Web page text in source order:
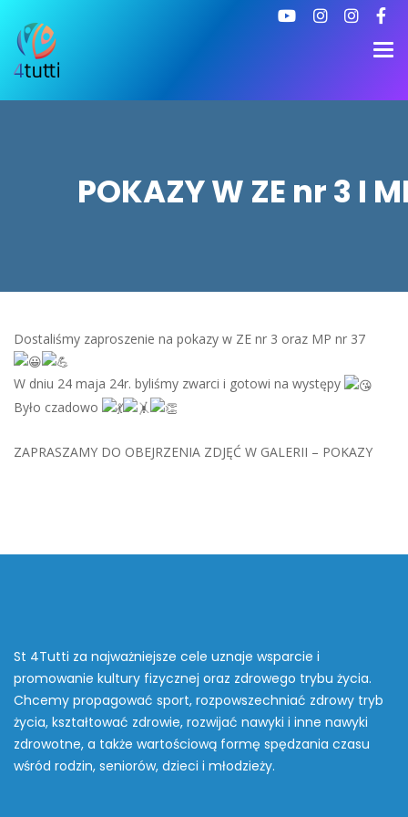
POKAZY W ZE nr 3 I
Dostaliśmy zaproszenie na pokazy w ZE nr 3 oraz MP nr 37
W dniu 24 maja 24r. byliśmy zwarci i gotowi na występy
Było czadowo
ZAPRASZAMY DO OBEJRZENIA ZDJĘĆ W GALERII – POKAZY
St 4Tutti za najważniejsze cele uznaje wsparcie i
promowanie kultury fizycznej oraz zdrowego trybu życia.
Chcemy propagować sport, rozpowszechniać zdrowy tryb
życia, kształtować zdrowie, rozwijać nawyki i inne nawyki
zdrowotne, a także wartościową formę spędzania czasu
wśród rodzin, seniorów, dzieci i młodzieży.